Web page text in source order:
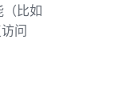
比如
问